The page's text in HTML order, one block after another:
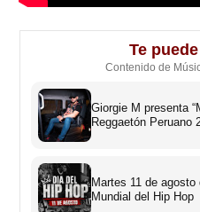
Te
Contenido de
Giorgie M presenta
Reggaetón Peruano
Martes 11 de
Mundial del Hip Hop